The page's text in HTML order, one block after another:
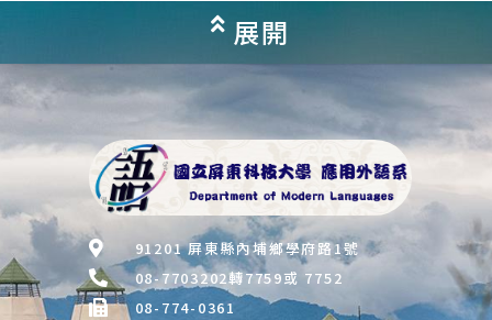
展開
91201 屏東縣內埔鄉學府路1號
08-7703202轉7759或 7752
08-774-0361